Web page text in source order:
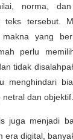
norma,
teks tersebut.
makna yang
perlu
tidak
menghindari
dan objektif.
juga menjadi
era digital,